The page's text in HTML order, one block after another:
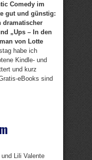
Comedy im
gut und günstig:
dramatischer
„Ups – In den
von Lotte
habe ich
Kindle- und
und kurz
eBooks sind
Lili Valente